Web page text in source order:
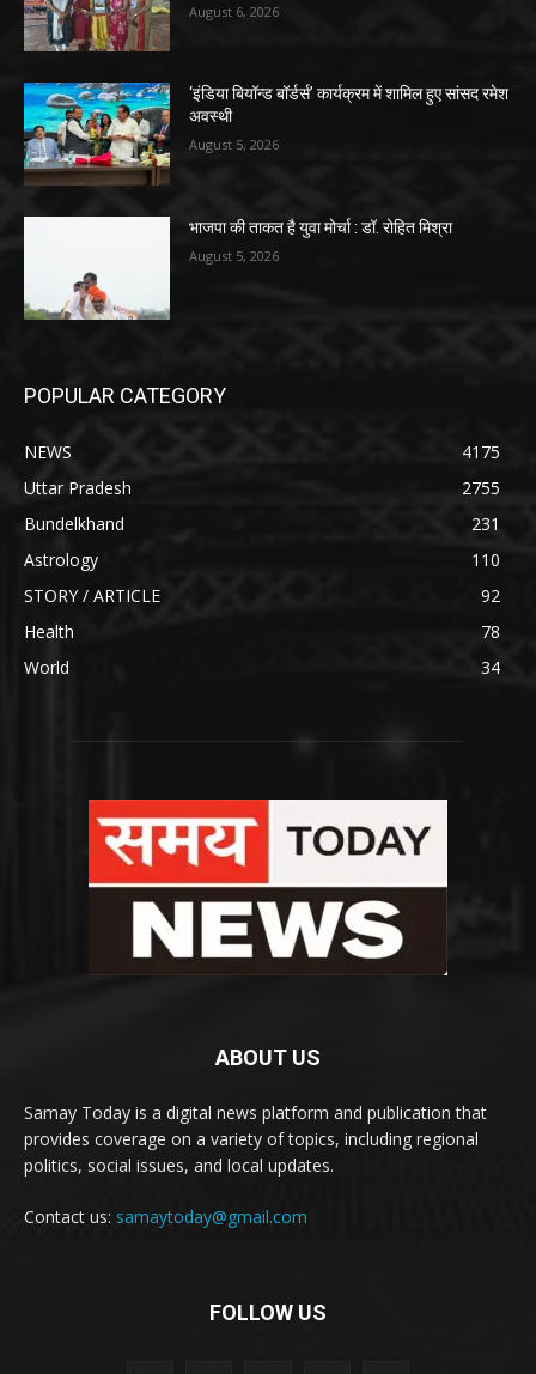
August 6, 2026
‘इंडिया बियॉन्ड बॉर्डर्स’ कार्यक्रम में शामिल हुए सांसद रमेश
अवस्थी
August 5, 2026
भाजपा की ताकत है युवा मोर्चा : डॉ. रोहित मिश्रा
August 5, 2026
POPULAR CATEGORY
NEWS
4175
Uttar Pradesh
2755
Bundelkhand
231
Astrology
110
STORY / ARTICLE
92
Health
78
World
34
ABOUT US
Samay Today is a digital news platform and publication that
provides coverage on a variety of topics, including regional
politics, social issues, and local updates.
Contact us: samaytoday@gmail.com
FOLLOW US